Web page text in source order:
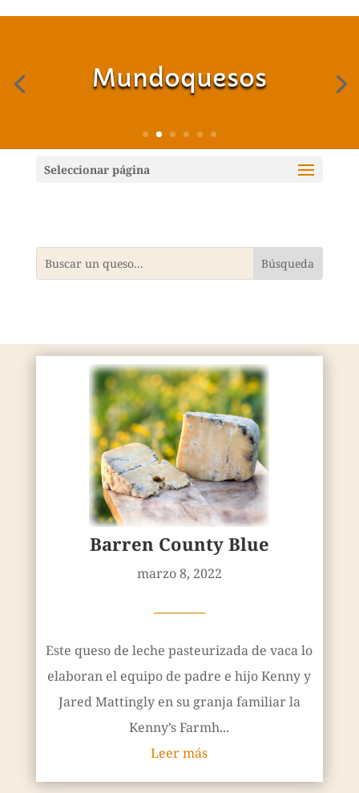
Mundoquesos
Seleccionar página
Barren County Blue
marzo 8, 2022
————
Este queso de leche pasteurizada de vaca lo
elaboran el equipo de padre e hijo Kenny y
Jared Mattingly en su granja familiar la
Kenny’s Farmh...
Leer más